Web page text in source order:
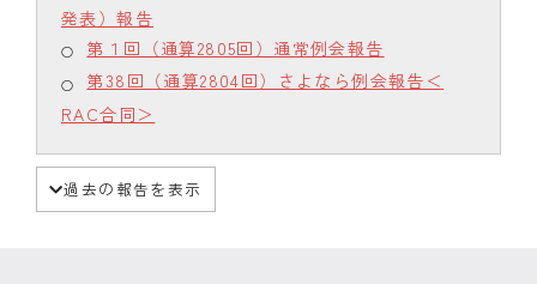
発表）報告
第１回（通算2805回）通常例会報告
第38回（通算2804回）さよなら例会報告＜
RAC合同＞
過去の報告を表示